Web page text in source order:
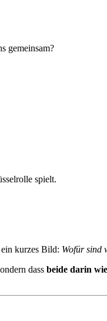
gemeinsam?
spielt.
kurzes Bild: Wofür sind
dass beide darin